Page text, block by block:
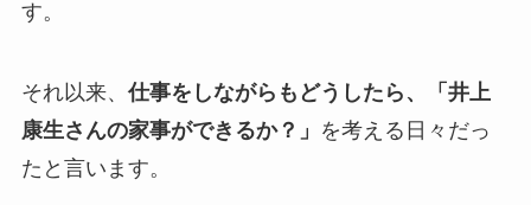
す。
それ以来、 仕事をしながらもどうしたら、「井上
康生さんの家事ができるか？」 を考える日々だっ
たと言います。